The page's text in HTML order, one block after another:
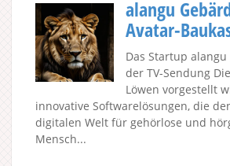
alangu
Avatar-
Das Startup
der TV-Sendung
Löwen vorgestellt
innovative Softwarelösungen, die
digitalen Welt für gehörlose und
Mensch...